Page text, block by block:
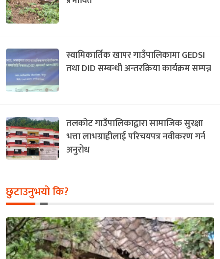
स्वामिकार्तिक खापर गाउँपालिकामा GEDSI
तथा DID सम्बन्धी अन्तरक्रिया कार्यक्रम सम्पन्न
तलकोट गाउँपालिकाद्वारा सामाजिक सुरक्षा
भत्ता लाभग्राहीलाई परिचयपत्र नवीकरण गर्न
अनुरोध
छुटाउनुभयो कि?